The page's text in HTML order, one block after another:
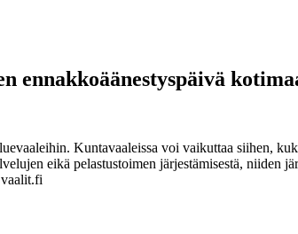
Kuntavaaleissa voi vaikuttaa siihen,
eikä pelastustoimen järjestämisestä,